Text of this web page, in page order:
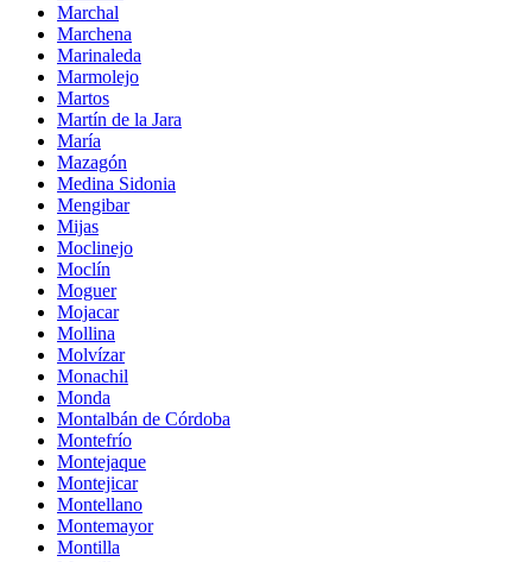
Marchal
Marchena
Marinaleda
Marmolejo
Martos
Martín de la Jara
María
Mazagón
Medina Sidonia
Mengibar
Mijas
Moclinejo
Moclín
Moguer
Mojacar
Mollina
Molvízar
Monachil
Monda
Montalbán de Córdoba
Montefrío
Montejaque
Montejicar
Montellano
Montemayor
Montilla